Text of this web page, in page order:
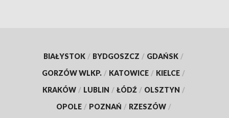
BIAŁYSTOK / BYDGOSZCZ / GDAŃSK /
GORZÓW WLKP. / KATOWICE / KIELCE /
KRAKÓW / LUBLIN / ŁÓDŹ / OLSZTYN /
OPOLE / POZNAŃ / RZESZÓW /